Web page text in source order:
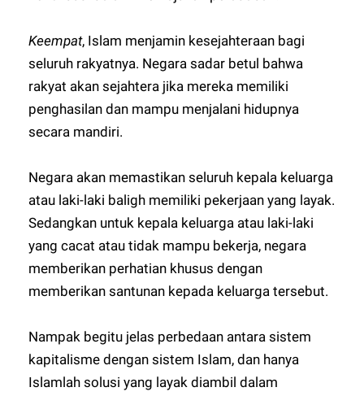
Keempat, Islam menjamin kesejahteraan bagi
seluruh rakyatnya. Negara sadar betul bahwa
rakyat akan sejahtera jika mereka memiliki
penghasilan dan mampu menjalani hidupnya
secara mandiri.
Negara akan memastikan seluruh kepala keluarga
atau laki-laki baligh memiliki pekerjaan yang layak.
Sedangkan untuk kepala keluarga atau laki-laki
yang cacat atau tidak mampu bekerja, negara
memberikan perhatian khusus dengan
memberikan santunan kepada keluarga tersebut.
Nampak begitu jelas perbedaan antara sistem
kapitalisme dengan sistem Islam, dan hanya
Islamlah solusi yang layak diambil dalam